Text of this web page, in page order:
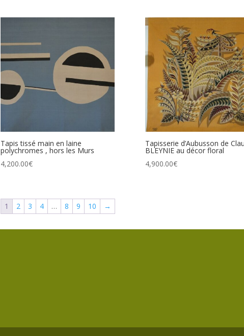
Tapis tissé main en laine
polychromes , hors les Murs
4,200.00€
Tapisserie d’Aubusson de
BLEYNIE au décor floral
4,900.00€
1 2 3 4 … 8 9 10 →